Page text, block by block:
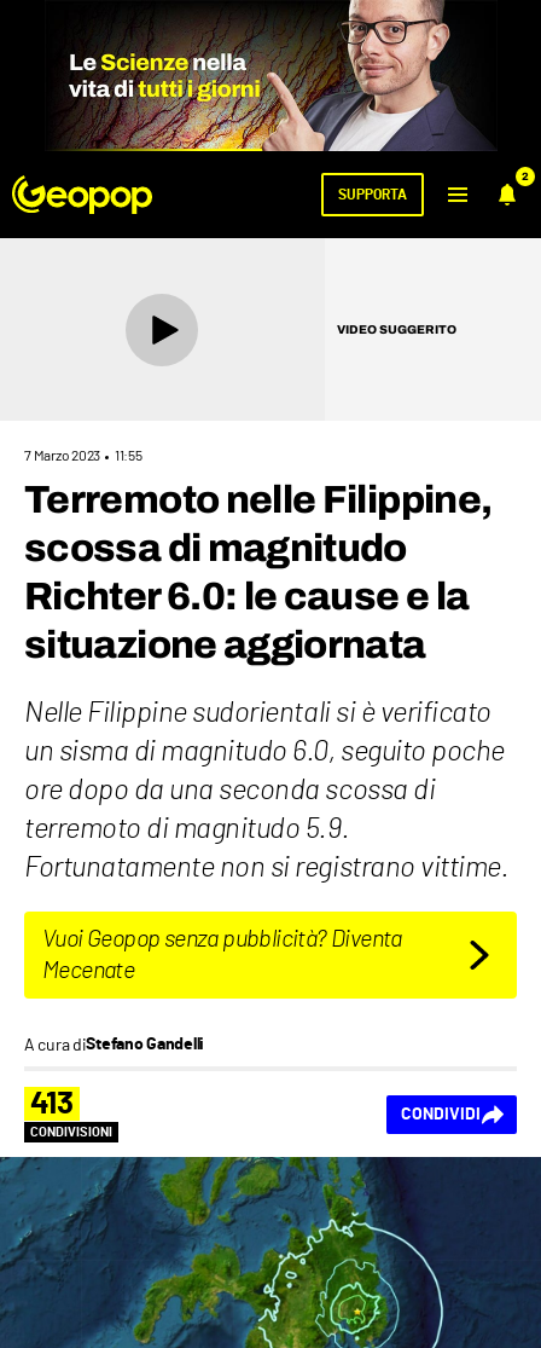
2
SUPPORTA
VIDEO SUGGERITO
7 Marzo 2023 11:55
Terremoto nelle Filippine,
scossa di magnitudo
Richter 6.0: le cause e la
situazione aggiornata
Nelle Filippine sudorientali si è verificato
un sisma di magnitudo 6.0, seguito poche
ore dopo da una seconda scossa di
terremoto di magnitudo 5.9.
Fortunatamente non si registrano vittime.
Vuoi Geopop senza pubblicità? Diventa
Mecenate
A cura diStefano Gandelli
413
CONDIVISIONI
CONDIVIDI